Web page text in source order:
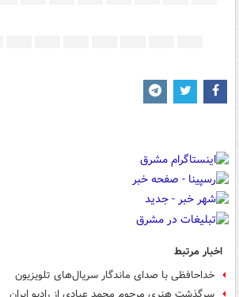
اخبار مرتبط
خداحافظی با صدای ماندگار سریال‌های تلویزیون